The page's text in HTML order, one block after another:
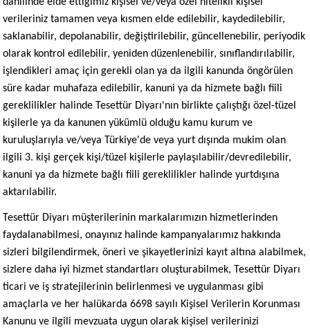
verileriniz tamamen veya kısmen elde edilebilir, kaydedilebilir,
saklanabilir, depolanabilir, değiştirilebilir, güncellenebilir, periyodik
olarak kontrol edilebilir, yeniden düzenlenebilir, sınıflandırılabilir,
işlendikleri amaç için gerekli olan ya da ilgili kanunda öngörülen
süre kadar muhafaza edilebilir, kanuni ya da hizmete bağlı fiili
gereklilikler halinde Tesettür Diyarı'nın birlikte çalıştığı özel-tüzel
kişilerle ya da kanunen yükümlü olduğu kamu kurum ve
kuruluşlarıyla ve/veya Türkiye'de veya yurt dışında mukim olan
ilgili 3. kişi gerçek kişi/tüzel kişilerle paylaşılabilir/devredilebilir,
kanuni ya da hizmete bağlı fiili gereklilikler halinde yurtdışına
aktarılabilir.
Tesettür Diyarı müşterilerinin markalarımızın hizmetlerinden
faydalanabilmesi, onayınız halinde kampanyalarımız hakkında
sizleri bilgilendirmek, öneri ve şikayetlerinizi kayıt altına alabilmek,
sizlere daha iyi hizmet standartları oluşturabilmek, Tesettür Diyarı
ticari ve iş stratejilerinin belirlenmesi ve uygulanması gibi
amaçlarla ve her halükarda 6698 sayılı Kişisel Verilerin Korunması
Kanunu ve ilgili mevzuata uygun olarak kişisel verilerinizi